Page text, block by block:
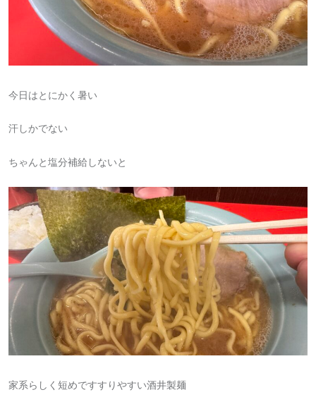
今日はとにかく暑い
汗しかでない
ちゃんと塩分補給しないと
家系らしく短めですすりやすい酒井製麺